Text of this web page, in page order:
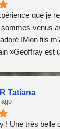
que je
venus
!Mon fils
»Geoffray est
Tatiana
! Une très belle